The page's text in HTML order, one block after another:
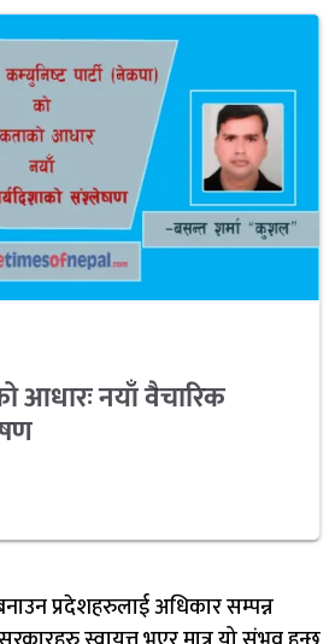
आधारः नयाँ वैचारिक
प्रदेशहरुलाई अधिकार सम्पन्न